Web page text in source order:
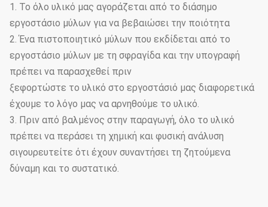
1. Το όλο υλικό μας αγοράζεται από το διάσημο
εργοστάσιο μύλων για να βεβαιώσει την ποιότητα
2. Ένα πιστοποιητικό μύλων που εκδίδεται από το
εργοστάσιο μύλων με τη σφραγίδα και την υπογραφή
πρέπει να παρασχεθεί πριν
ξεφορτώστε το υλικό στο εργοστάσιό μας διαφορετικά
έχουμε το λόγο μας να αρνηθούμε το υλικό.
3. Πριν από βαλμένος στην παραγωγή, όλο το υλικό
πρέπει να περάσει τη χημική και φυσική ανάλυση
σιγουρευτείτε ότι έχουν συναντήσει τη ζητούμενα
δύναμη και το συστατικό.